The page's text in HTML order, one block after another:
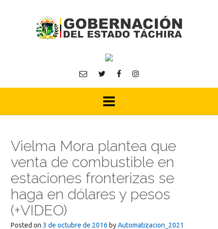
Vielma Mora plantea que
venta de combustible en
estaciones fronterizas se
haga en dólares y pesos
(+VIDEO)
Posted on 3 de octubre de 2016 byAutomatizacion_2021